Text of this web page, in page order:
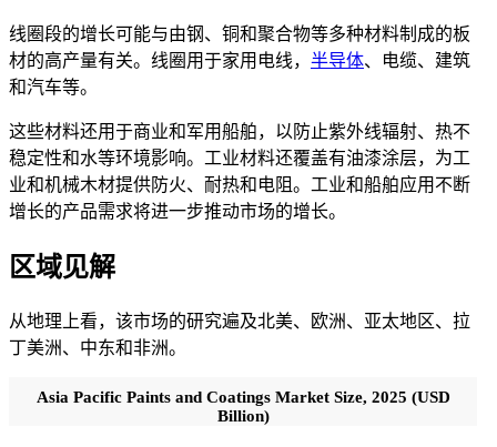
线圈段的增长可能与由钢、铜和聚合物等多种材料制成的板
材的高产量有关。线圈用于家用电线， 半导体、电缆、建筑
和汽车等。
这些材料还用于商业和军用船舶，以防止紫外线辐射、热不
稳定性和水等环境影响。工业材料还覆盖有油漆涂层，为工
业和机械木材提供防火、耐热和电阻。工业和船舶应用不断
增长的产品需求将进一步推动市场的增长。
区域见解
从地理上看，该市场的研究遍及北美、欧洲、亚太地区、拉
丁美洲、中东和非洲。
Asia Pacific Paints and Coatings Market Size, 2025 (USD
Billion)